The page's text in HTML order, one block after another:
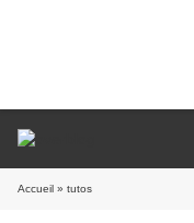
Accueil » tutos